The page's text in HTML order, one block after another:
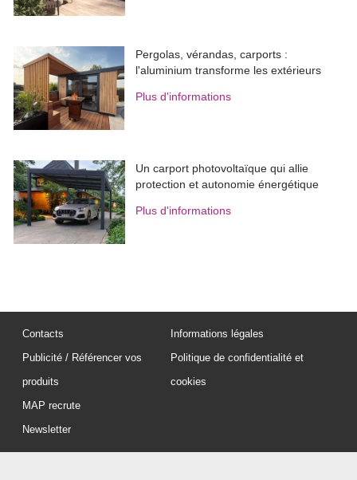
Pergolas, vérandas, carports :
l'aluminium transforme les extérieurs
Plus d'informations
Un carport photovoltaïque qui allie
protection et autonomie énergétique
Plus d'informations
Contacts
Publicité / Référencer vos
produits
MAP recrute
Newsletter
Informations légales
Politique de confidentialité et
cookies